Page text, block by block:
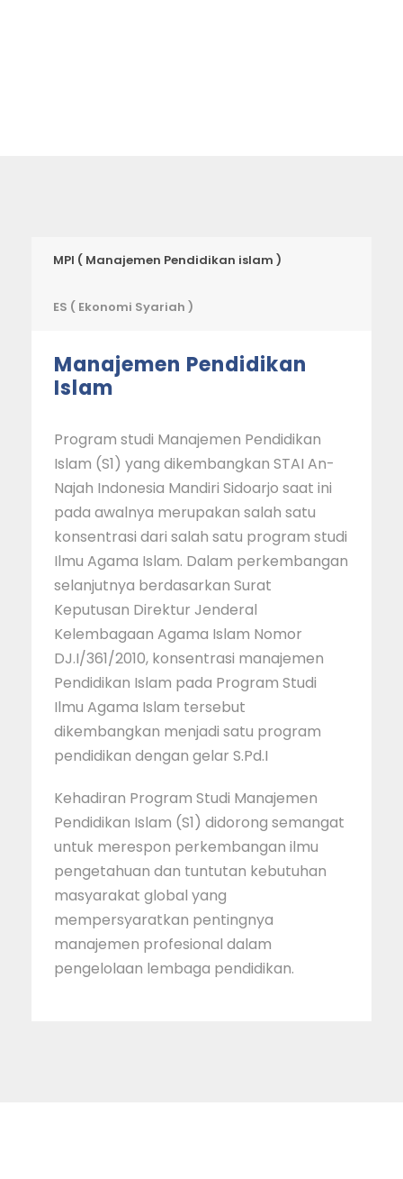
MPI ( Manajemen Pendidikan islam )
ES ( Ekonomi Syariah )
Manajemen Pendidikan
Islam
Program studi Manajemen Pendidikan
Islam (S1) yang dikembangkan STAI An-
Najah Indonesia Mandiri Sidoarjo saat ini
pada awalnya merupakan salah satu
konsentrasi dari salah satu program studi
Ilmu Agama Islam. Dalam perkembangan
selanjutnya berdasarkan Surat
Keputusan Direktur Jenderal
Kelembagaan Agama Islam Nomor
DJ.I/361/2010, konsentrasi manajemen
Pendidikan Islam pada Program Studi
Ilmu Agama Islam tersebut
dikembangkan menjadi satu program
pendidikan dengan gelar S.Pd.I
Kehadiran Program Studi Manajemen
Pendidikan Islam (S1) didorong semangat
untuk merespon perkembangan ilmu
pengetahuan dan tuntutan kebutuhan
masyarakat global yang
mempersyaratkan pentingnya
manajemen profesional dalam
pengelolaan lembaga pendidikan.